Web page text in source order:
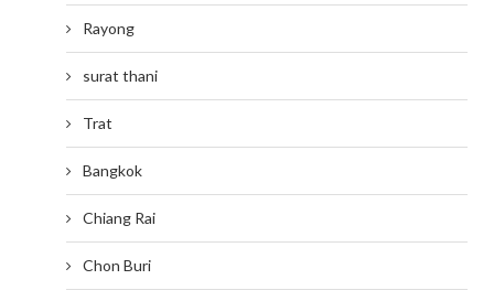
Rayong
surat thani
Trat
Bangkok
Chiang Rai
Chon Buri